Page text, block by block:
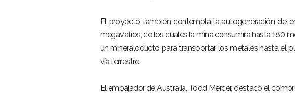
El proyecto también contempla la autogeneración de
megavatios, de los cuales la mina consumirá hasta 180
un mineraloducto para transportar los metales hasta el
vía terrestre.
El embajador de Australia, Todd Mercer, destacó el